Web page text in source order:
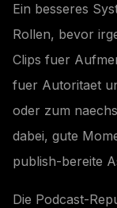
Ein besseres
Rollen, bevor
Clips fuer
fuer Autoritaet
oder zum
dabei, gute
publish-bereite
Die Podcast-